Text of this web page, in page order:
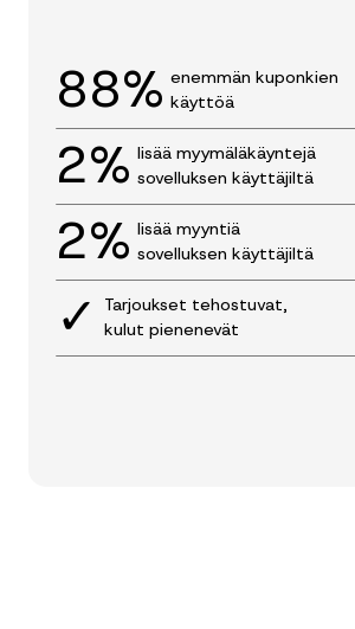
88% enemmän kuponkien
käyttöä
2% lisää myymäläkäyntejä
sovelluksen käyttäjiltä
2% lisää myyntiä
sovelluksen käyttäjiltä
✓
Tarjoukset tehostuvat,
kulut pienenevät